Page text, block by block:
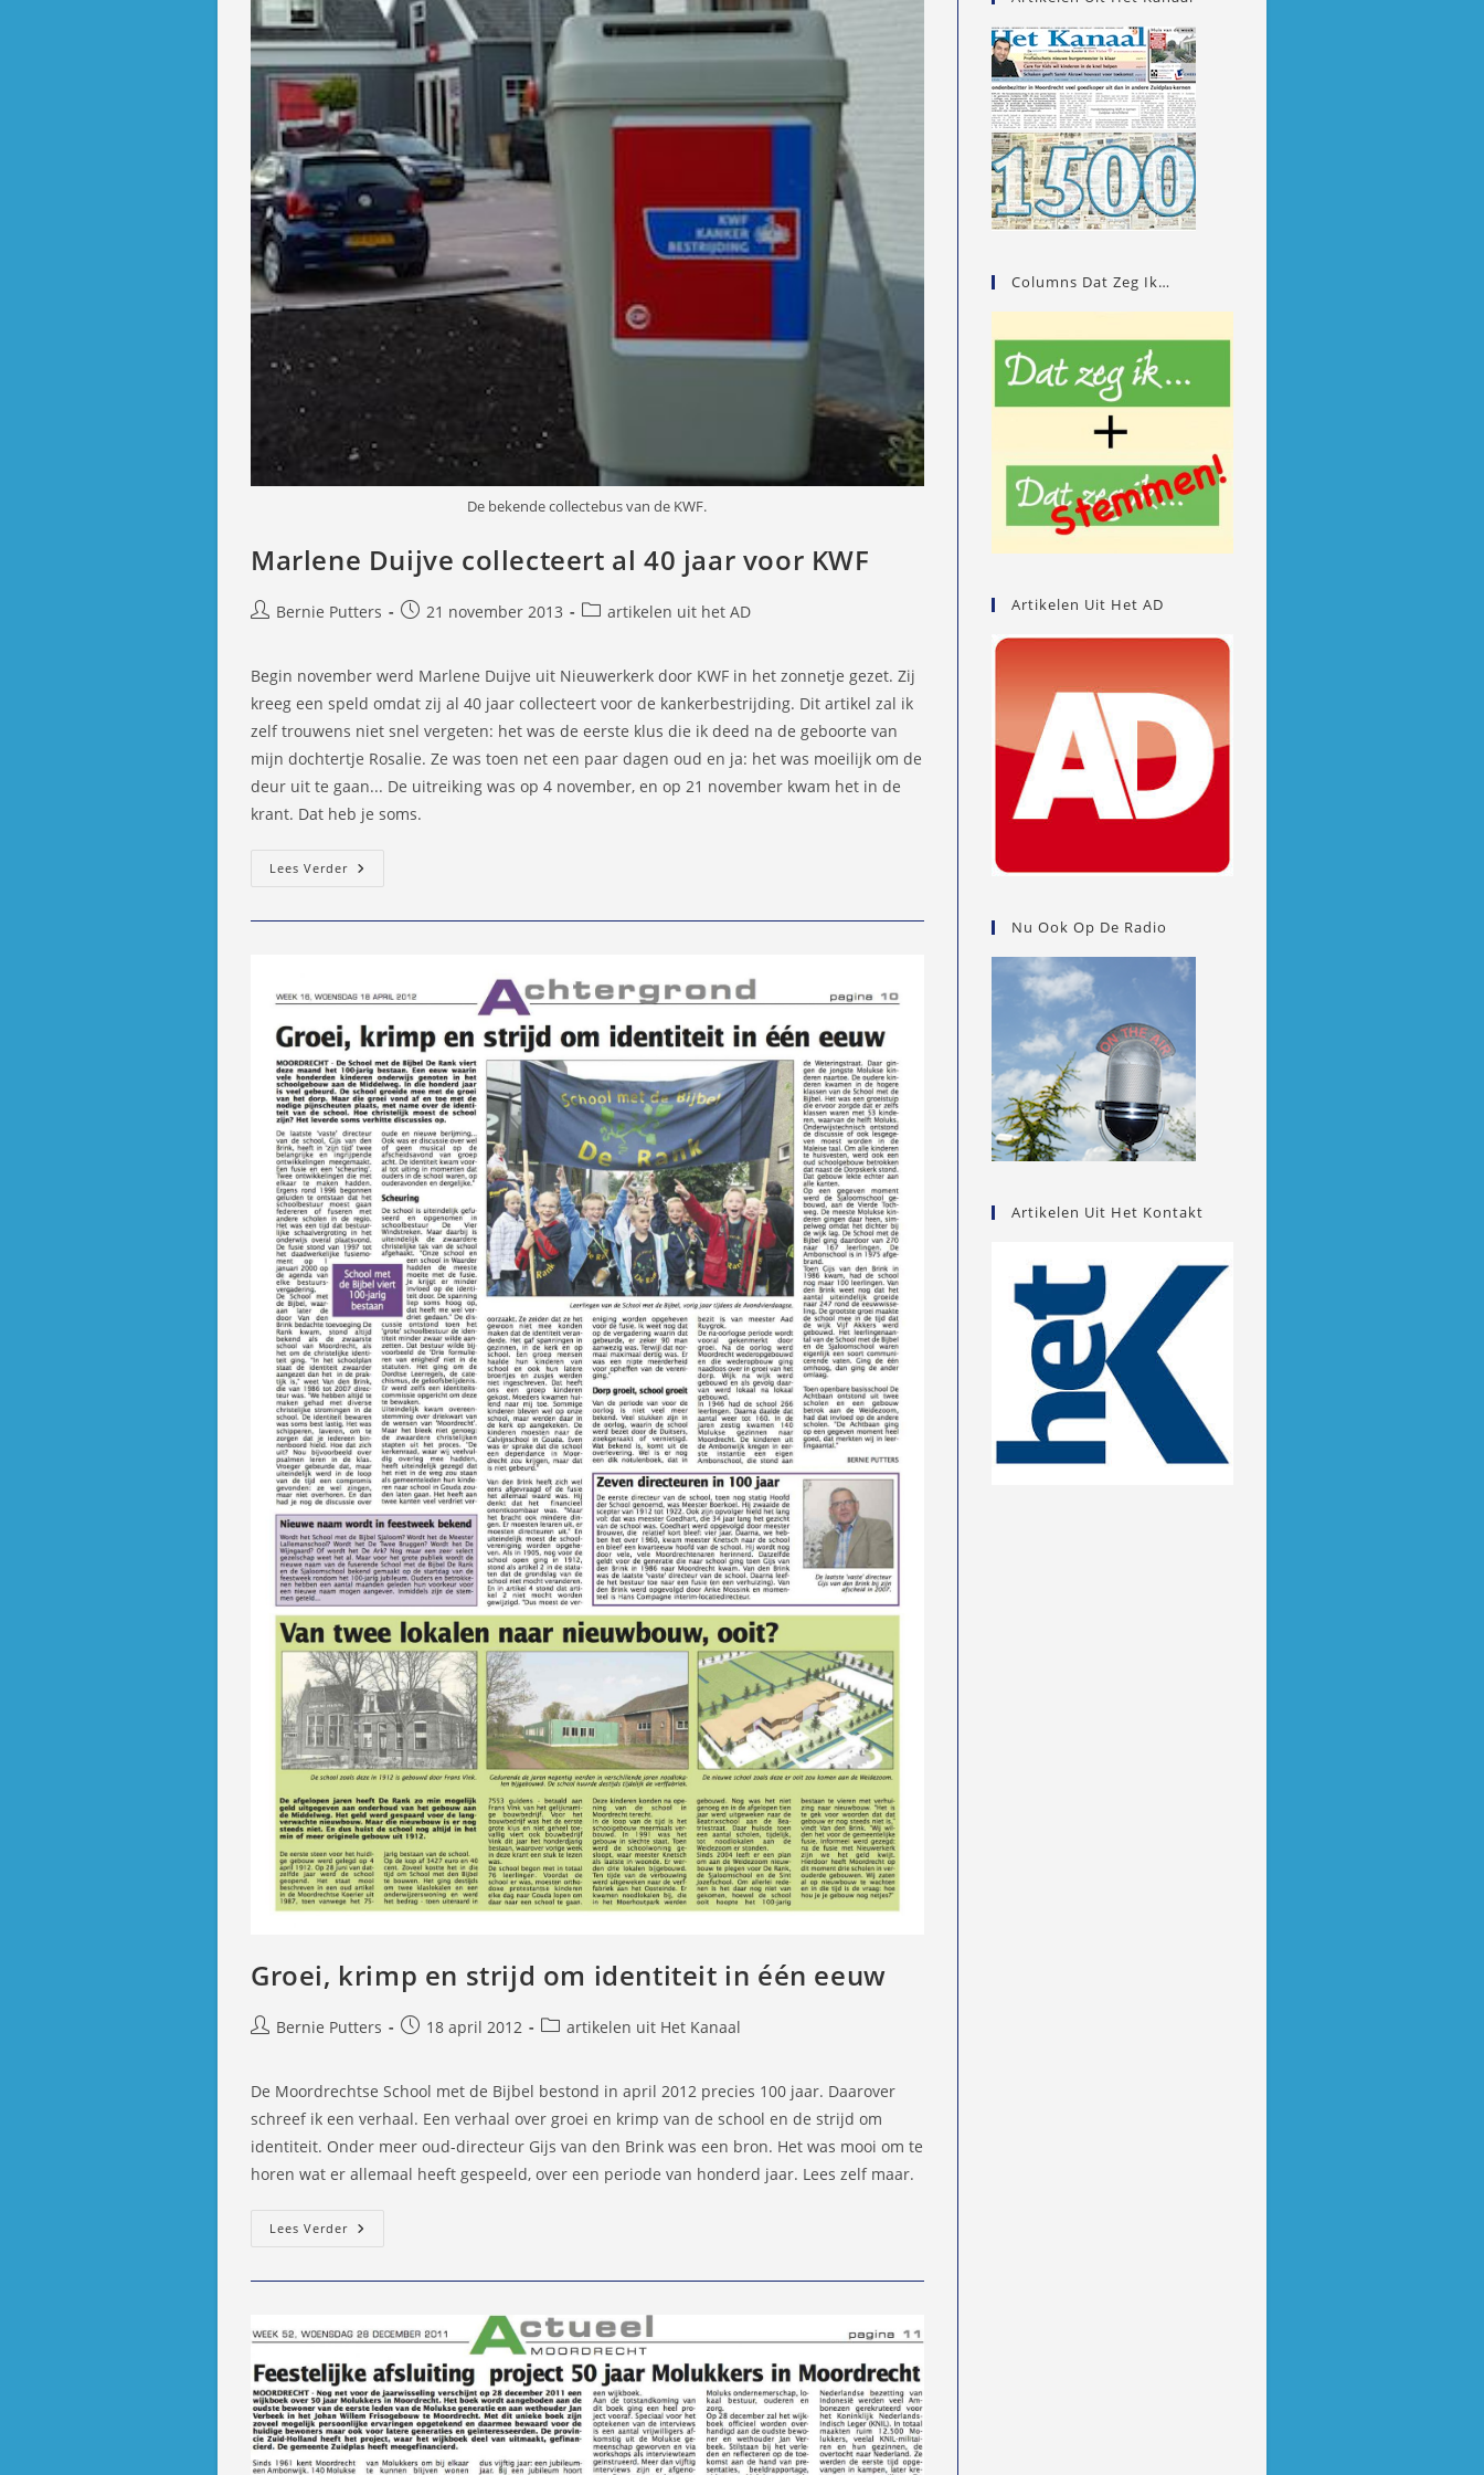
De bekende collectebus van de KWF.
Marlene Duijve collecteert al 40 jaar voor KWF
BerichtBernie Putters
Bericht21 november 2013 Berichtcategorie:
artikelen uit het AD
Begin november werd Marlene Duijve uit Nieuwerkerk door KWF in het zonnetje gezet. Zij
kreeg een speld omdat zij al 40 jaar collecteert voor de kankerbestrijding. Dit artikel zal ik
zelf trouwens niet snel vergeten: het was de eerste klus die ik deed na de geboorte van
mijn dochtertje Rosalie. Ze was toen net een paar dagen oud en ja: het was moeilijk om de
deur uit te gaan... De uitreiking was op 4 november, en op 21 november kwam het in de
krant. Dat heb je soms.
Lees VerderMarlene
Groei, krimp en strijd om identiteit in één eeuw
BerichtBernie Putters
Bericht18 april 2012 Berichtcategorie:
artikelen uit Het Kanaal
De Moordrechtse School met de Bijbel bestond in april 2012 precies 100 jaar. Daarover
schreef ik een verhaal. Een verhaal over groei en krimp van de school en de strijd om
identiteit. Onder meer oud-directeur Gijs van den Brink was een bron. Het was mooi om te
horen wat er allemaal heeft gespeeld, over een periode van honderd jaar. Lees zelf maar.
Lees VerderGroei,
Één
Columns Dat Zeg Ik…
Artikelen Uit Het AD
Nu Ook Op De Radio
Artikelen Uit Het Kontakt